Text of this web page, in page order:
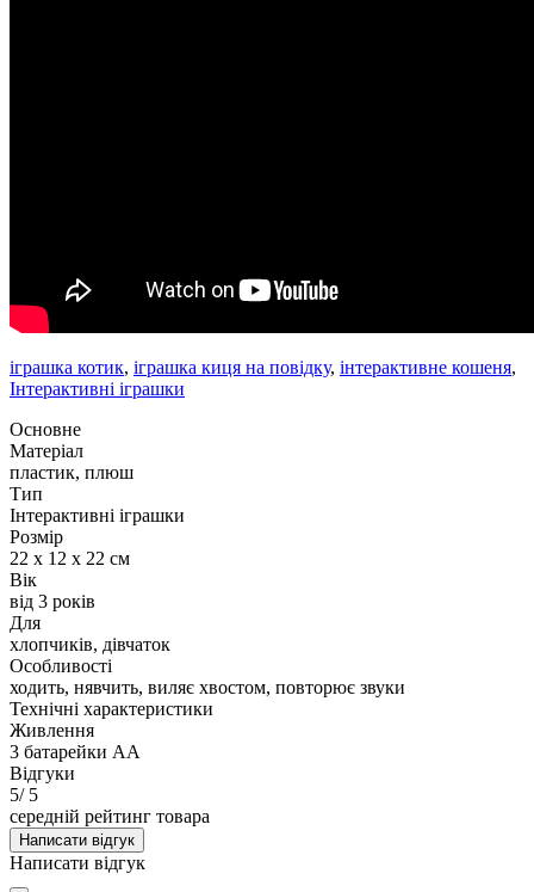
іграшка котик, іграшка киця на повідку, інтерактивне кошеня,
Інтерактивні іграшки
Основне
Матеріал
пластик, плюш
Тип
Інтерактивні іграшки
Розмір
22 х 12 х 22 см
Вік
від 3 років
Для
хлопчиків, дівчаток
Особливості
ходить, нявчить, виляє хвостом, повторює звуки
Технічні характеристики
Живлення
3 батарейки АА
Відгуки
5/ 5
середній рейтинг товара
Написати відгук
Написати відгук